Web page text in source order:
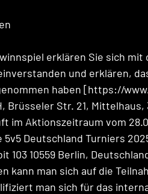
erklären Sie sich mit
und erklären,
haben [https://
Brüsseler Str. 21,
im Aktionszeitraum vom
5v5 Deutschland Turniers
103 10559 Berlin,
kann man sich auf die
man sich für das